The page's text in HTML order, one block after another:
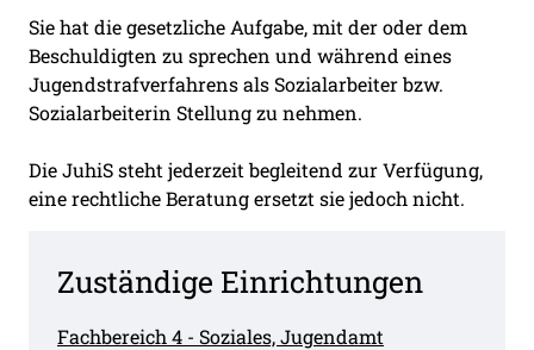
Sie hat die gesetzliche Aufgabe, mit der oder dem
Beschuldigten zu sprechen und während eines
Jugendstrafverfahrens als Sozialarbeiter bzw.
Sozialarbeiterin Stellung zu nehmen.
Die JuhiS steht jederzeit begleitend zur Verfügung,
eine rechtliche Beratung ersetzt sie jedoch nicht.
Zuständige Einrichtungen
Fachbereich 4 - Soziales, Jugendamt